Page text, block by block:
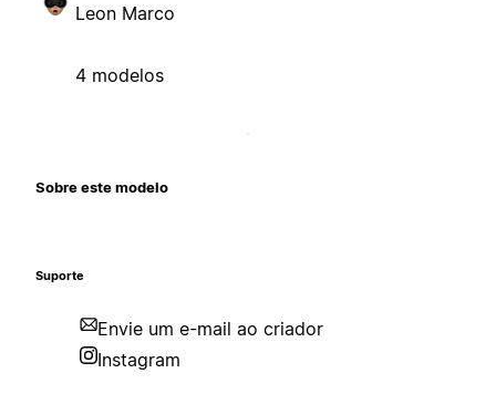
Leon Marco
4 modelos
Sobre este modelo
Suporte
Envie um e-mail ao criador
Instagram